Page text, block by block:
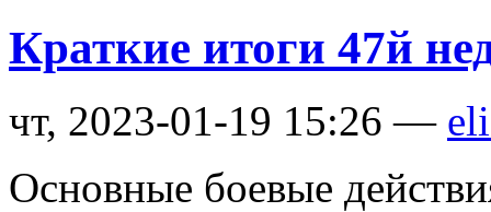
Краткие итоги 47й
чт, 2023-01-19 15:26 —
Основные боевые